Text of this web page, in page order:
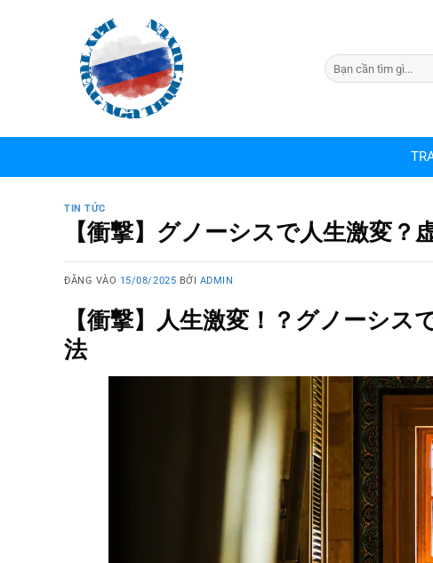
TIN TỨC
【衝撃】グノーシスで人生激変
ĐĂNG VÀO 15/08/2025 BỞI ADMIN
【衝撃】人生激変！？グノーシ
法